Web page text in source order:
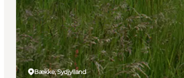
Bække, Sydjylland